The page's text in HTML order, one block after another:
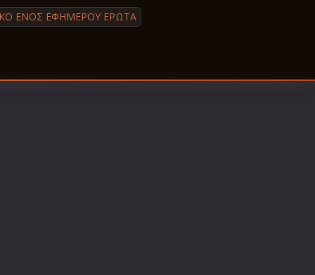
ΕΝΟΣ ΕΦΗΜΕΡΟΥ ΕΡΩΤΑ